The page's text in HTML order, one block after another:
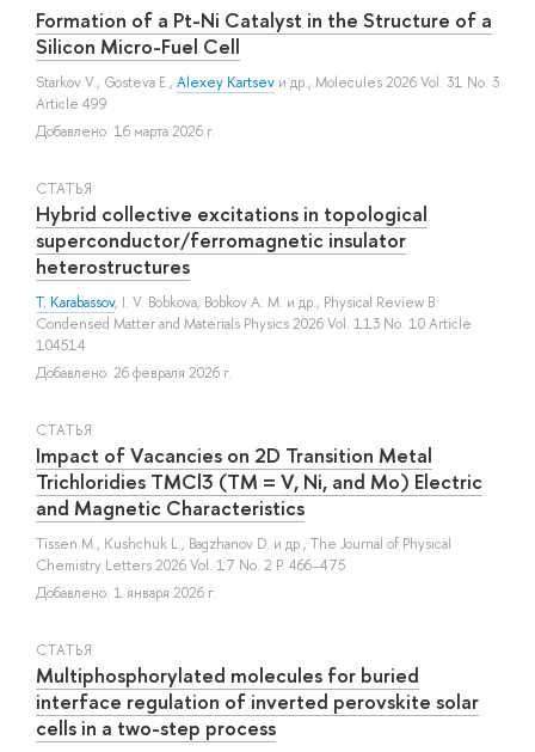
Formation of a Pt-Ni Catalyst in the Structure of a
Silicon Micro-Fuel Cell
Starkov V., Gosteva E., Alexey Kartsev и др., Molecules 2026 Vol. 31 No. 3
Article 499
Добавлено: 16 марта 2026 г.
СТАТЬЯ
Hybrid collective excitations in topological
superconductor/ferromagnetic insulator
heterostructures
T. Karabassov, I. V. Bobkova, Bobkov A. M. и др., Physical Review B:
Condensed Matter and Materials Physics 2026 Vol. 113 No. 10 Article
104514
Добавлено: 26 февраля 2026 г.
СТАТЬЯ
Impact of Vacancies on 2D Transition Metal
Trichloridies TMCl3 (TM = V, Ni, and Mo) Electric
and Magnetic Characteristics
Tissen M., Kushchuk L., Bagzhanov D. и др., The Journal of Physical
Chemistry Letters 2026 Vol. 17 No. 2 P. 466–475
Добавлено: 1 января 2026 г.
СТАТЬЯ
Multiphosphorylated molecules for buried
interface regulation of inverted perovskite solar
cells in a two-step process